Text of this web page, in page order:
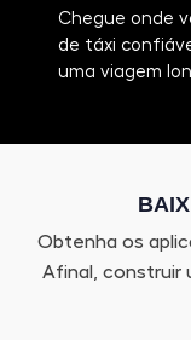
Chegue onde
de táxi
uma viagem
Obtenha os
Afinal, construir